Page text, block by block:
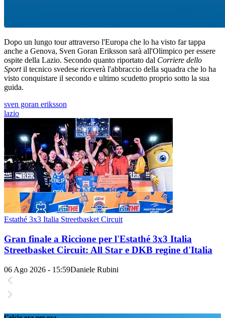
Dopo un lungo tour attraverso l'Europa che lo ha visto far tappa
anche a Genova, Sven Goran Eriksson sarà all'Olimpico per essere
ospite della Lazio. Secondo quanto riportato dal Corriere dello
Sportil tecnico svedese riceverà l'abbraccio della squadra che lo ha
visto conquistare il secondo e ultimo scudetto proprio sotto la sua
guida.
sven goran eriksson
lazio
Estathé 3x3 Italia Streetbasket Circuit
Gran finale a Riccione per l'Estathé 3x3 Italia
Streetbasket Circuit: All Star e DKB regine d'Italia
06 Ago 2026 - 15:59Daniele Rubini